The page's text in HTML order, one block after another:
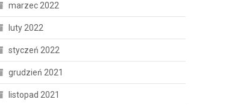
marzec 2022
luty 2022
styczeń 2022
grudzień 2021
listopad 2021